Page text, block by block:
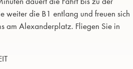
weiter die B1 entlang und freuen sich
am Alexanderplatz. Fliegen Sie in